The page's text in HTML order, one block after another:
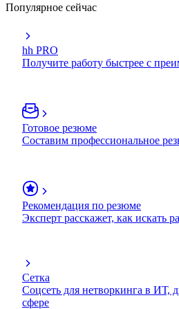
Популярное сейчас
hh PRO
Получите работу быстрее с
Готовое резюме
Составим профессиональное
Рекомендация по резюме
Эксперт расскажет, как искать
Сетка
Соцсеть для нетворкинга в ИТ,
сфере